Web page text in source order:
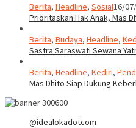
Berita, Headline, Sosial16/
Prioritaskan Hak Anak, Mas
Berita, Budaya, Headline,
Sastra Saraswati Sewana
Berita, Headline, Kediri,
Mas Dhito Siap Dukung
@idealokadotcom